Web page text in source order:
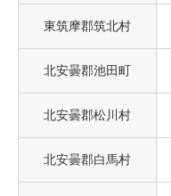
東筑摩郡筑北村
北安曇郡池田町
北安曇郡松川村
北安曇郡白馬村